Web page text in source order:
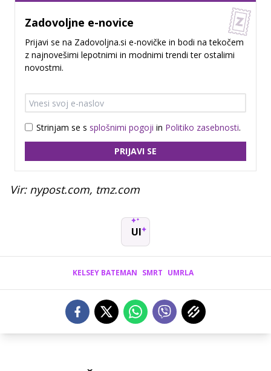
Zadovoljne e-novice
Prijavi se na Zadovoljna.si e-novičke in bodi na tekočem
z najnovešimi lepotnimi in modnimi trendi ter ostalimi
novostmi.
Strinjam se s splošnimi pogoji in Politiko zasebnosti.
PRIJAVI SE
Vir: nypost.com, tmz.com
UI
KELSEY BATEMAN SMRT UMRLA